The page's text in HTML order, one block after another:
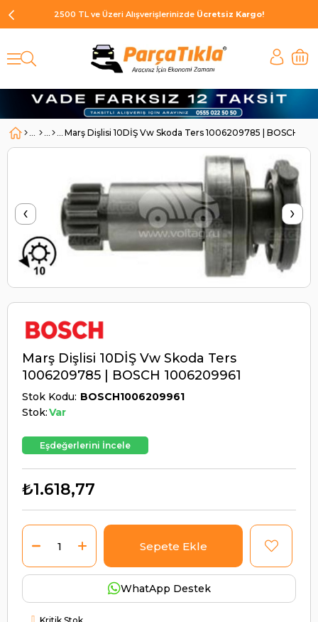
2500 TL ve Üzeri Alışverişlerinizde Ücretsiz Kargo!
Marş Dişlisi 10DİŞ Vw Skoda Ters 1006209785 | BOSCH
‹ ›
Marş Dişlisi 10DİŞ Vw Skoda Ters
1006209785 | BOSCH 1006209961
Stok Kodu BOSCH1006209961
Stok:Var
Eşdeğerlerini İncele
₺1.618,77
WhatApp Destek